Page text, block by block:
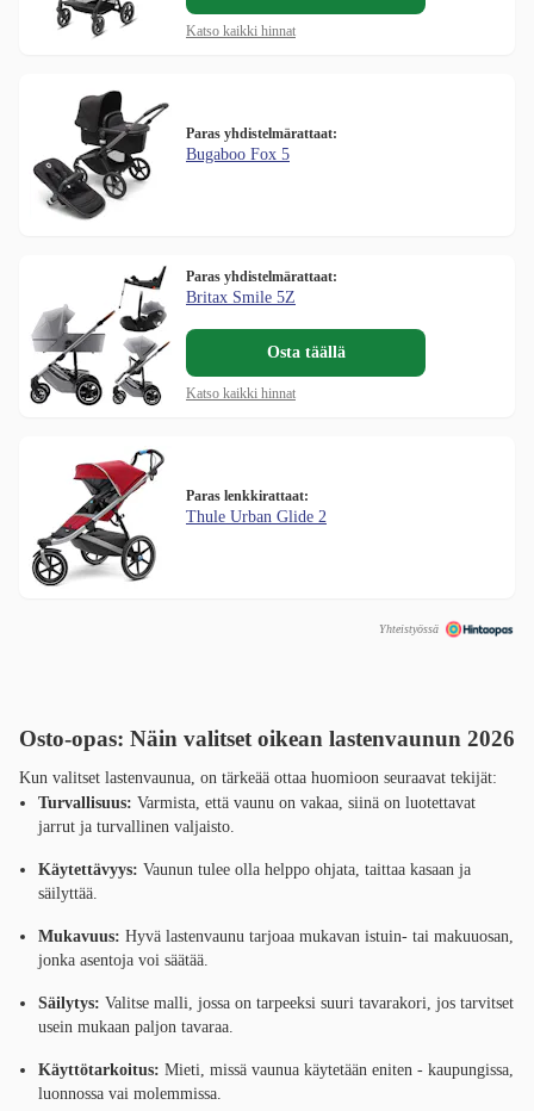
Katso kaikki hinnat
Paras yhdistelmärattaat:
Bugaboo Fox 5
Paras yhdistelmärattaat:
Britax Smile 5Z
Osta täällä
Katso kaikki hinnat
Paras lenkkirattaat:
Thule Urban Glide 2
Yhteistyössä
Osto-opas: Näin valitset oikean lastenvaunun 2026
Kun valitset lastenvaunua, on tärkeää ottaa huomioon seuraavat tekijät:
Turvallisuus: Varmista, että vaunu on vakaa, siinä on luotettavat
jarrut ja turvallinen valjaisto.
Käytettävyys: Vaunun tulee olla helppo ohjata, taittaa kasaan ja
säilyttää.
Mukavuus: Hyvä lastenvaunu tarjoaa mukavan istuin- tai makuuosan,
jonka asentoja voi säätää.
Säilytys: Valitse malli, jossa on tarpeeksi suuri tavarakori, jos tarvitset
usein mukaan paljon tavaraa.
Käyttötarkoitus: Mieti, missä vaunua käytetään eniten - kaupungissa,
luonnossa vai molemmissa.